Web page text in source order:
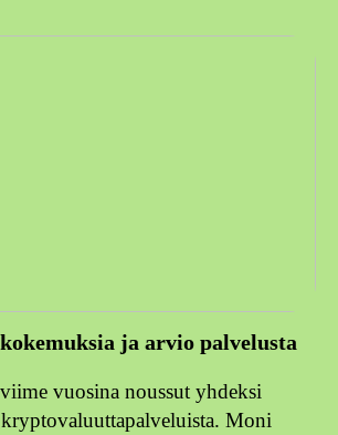
ja arvio palvelusta
vuosina noussut yhdeksi
Moni